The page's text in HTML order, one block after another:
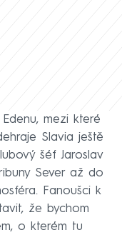
mezi které
Slavia ještě
šéf Jaroslav
Sever až do
Fanoušci k
že bychom
o kterém tu